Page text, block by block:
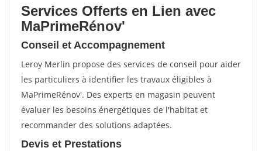
Services Offerts en Lien avec
MaPrimeRénov'
Conseil et Accompagnement
Leroy Merlin propose des services de conseil pour aider
les particuliers à identifier les travaux éligibles à
MaPrimeRénov'. Des experts en magasin peuvent
évaluer les besoins énergétiques de l'habitat et
recommander des solutions adaptées.
Devis et Prestations